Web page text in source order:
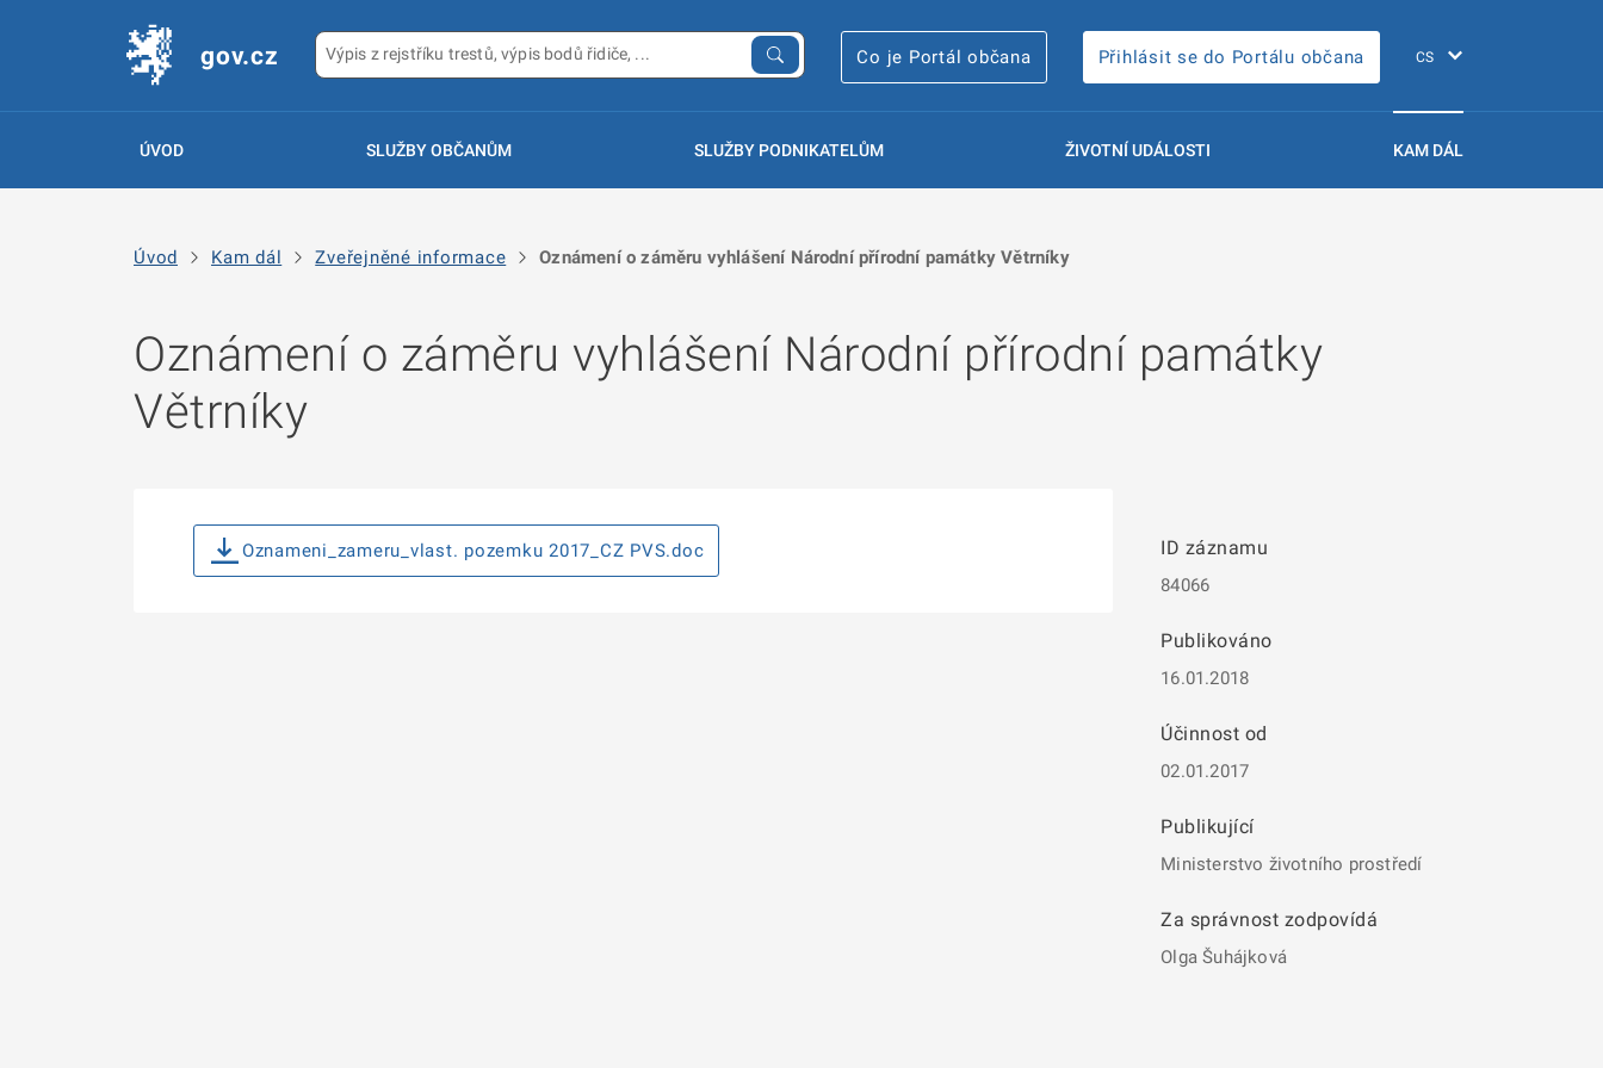
gov.cz Co je Portál občana Přihlásit se do Portálu občana
ÚVOD SLUŽBY OBČANŮM SLUŽBY PODNIKATELŮM ŽIVOTNÍ UDÁLOSTI KAM DÁL
Úvod Kam dál Zveřejněné informace Oznámení o záměru vyhlášení Národní přírodní památky Větrníky
Oznámení o záměru vyhlášení Národní přírodní památky
Větrníky
ID záznamu
84066
Publikováno
16.01.2018
Účinnost od
02.01.2017
Publikující
Ministerstvo životního prostředí
Za správnost zodpovídá
Olga Šuhájková
Oznameni_zameru_vlast. pozemku 2017_CZ PVS.doc